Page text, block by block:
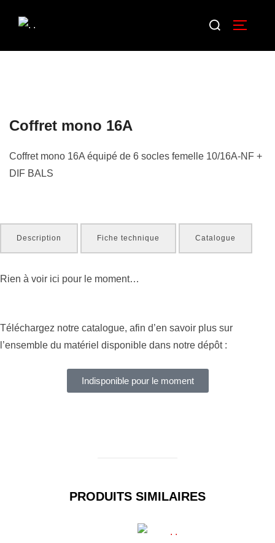
Coffret mono 16A
Coffret mono 16A équipé de 6 socles femelle 10/16A-NF +
DIF BALS
Description Fiche technique Catalogue
Rien à voir ici pour le moment…
Téléchargez notre catalogue, afin d’en savoir plus sur
l’ensemble du matériel disponible dans notre dépôt :
Indisponible pour le moment
PRODUITS SIMILAIRES